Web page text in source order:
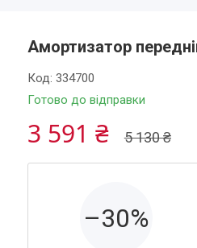
Амортизатор
Готово до відправки
Код: 334700
5 130 ₴
3 591 ₴
–30%